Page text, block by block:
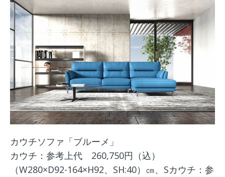
カウチソファ「ブルーメ」
カウチ：参考上代 260,750円（込）
（W280×D92-164×H92、SH:40）㎝、Sカウチ：参